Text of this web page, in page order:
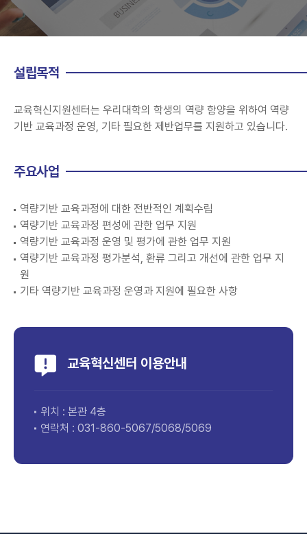
설립목적
교육혁신지원센터는 우리대학의 학생의 역량 함양을 위하여 역량
기반 교육과정 운영, 기타 필요한 제반업무를 지원하고 있습니다.
주요사업
역량기반 교육과정에 대한 전반적인 계획수립
역량기반 교육과정 편성에 관한 업무 지원
역량기반 교육과정 운영 및 평가에 관한 업무 지원
역량기반 교육과정 평가분석, 환류 그리고 개선에 관한 업무 지
원
기타 역량기반 교육과정 운영과 지원에 필요한 사항
교육혁신센터 이용안내
위치 : 본관 4층
연락처 : 031-860-5067/5068/5069